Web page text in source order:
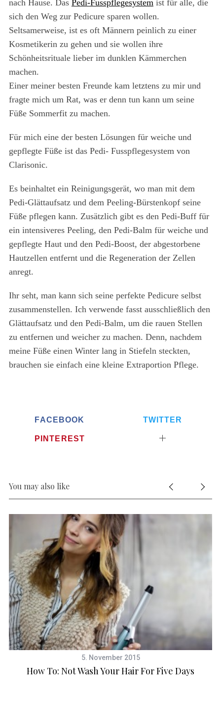
nach Hause. Das Pedi-Fusspflegesystemist für alle, die
sich den Weg zur Pedicure sparen wollen.
Seltsamerweise, ist es oft Männern peinlich zu einer
Kosmetikerin zu gehen und sie wollen ihre
Schönheitsrituale lieber im dunklen Kämmerchen
machen.
Einer meiner besten Freunde kam letztens zu mir und
fragte mich um Rat, was er denn tun kann um seine
Füße Sommerfit zu machen.
Für mich eine der besten Lösungen für weiche und
gepflegte Füße ist das Pedi- Fusspflegesystem von
Clarisonic.
Es beinhaltet ein Reinigungsgerät, wo man mit dem
Pedi-Glättaufsatz und dem Peeling-Bürstenkopf seine
Füße pflegen kann. Zusätzlich gibt es den Pedi-Buff für
ein intensiveres Peeling, den Pedi-Balm für weiche und
gepflegte Haut und den Pedi-Boost, der abgestorbene
Hautzellen entfernt und die Regeneration der Zellen
anregt.
Ihr seht, man kann sich seine perfekte Pedicure selbst
zusammenstellen. Ich verwende fasst ausschließlich den
Glättaufsatz und den Pedi-Balm, um die rauen Stellen
zu entfernen und weicher zu machen. Denn, nachdem
meine Füße einen Winter lang in Stiefeln steckten,
brauchen sie einfach eine kleine Extraportion Pflege.
FACEBOOK TWITTER
PINTEREST
You may also like
5. November 2015
How To: Not Wash Your Hair For Five Days